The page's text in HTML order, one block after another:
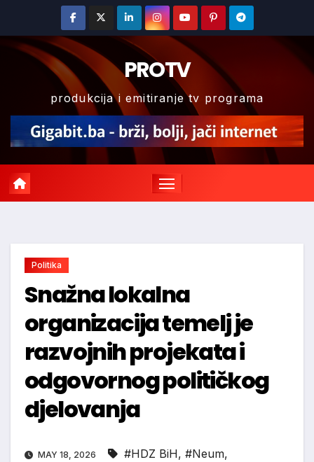
content
PROTV
produkcija i emitiranje tv programa
Politika
Snažna lokalna
organizacija temelj je
razvojnih projekata i
odgovornog političkog
djelovanja
MAY 18, 2026 #HDZ BiH, #Neum,